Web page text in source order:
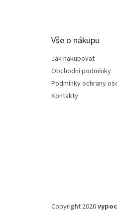
Vše o nákupu
Jak nakupovat
Obchodní podmínky
Podmínky ochrany
Kontakty
Copyright 2026